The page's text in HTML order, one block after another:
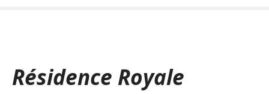
Résidence Royale